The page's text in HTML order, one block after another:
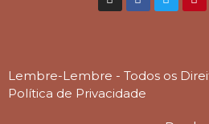
Lembre-Lembre - Todos os
Política de Privacidade